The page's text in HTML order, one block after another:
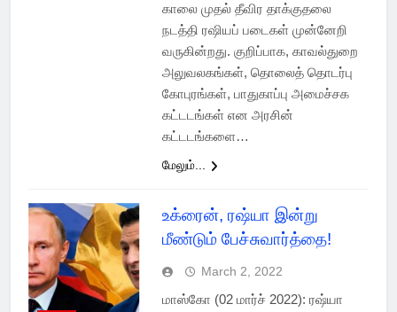
காலை முதல் தீவிர தாக்குதலை
நடத்தி ரஷியப் படைகள் முன்னேறி
வருகின்றது. குறிப்பாக, காவல்துறை
அலுவலகங்கள், தொலைத் தொடர்பு
கோபுரங்கள், பாதுகாப்பு அமைச்சக
கட்டடங்கள் என அரசின்
கட்டடங்களை…
மேலும்...
உக்ரைன், ரஷ்யா இன்று
மீண்டும் பேச்சுவார்த்தை!
March 2, 2022
மாஸ்கோ (02 மார்ச் 2022): ரஷ்யா